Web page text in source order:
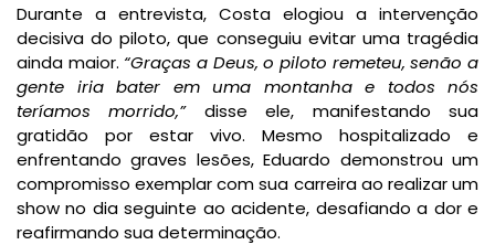
Durante a entrevista, Costa elogiou a intervenção
decisiva do piloto, que conseguiu evitar uma tragédia
ainda maior. “Graças a Deus, o piloto remeteu, senão a
gente iria bater em uma montanha e todos nós
teríamos morrido,”disse ele, manifestando sua
gratidão por estar vivo. Mesmo hospitalizado e
enfrentando graves lesões, Eduardo demonstrou um
compromisso exemplar com sua carreira ao realizar um
show no dia seguinte ao acidente, desafiando a dor e
reafirmando sua determinação.